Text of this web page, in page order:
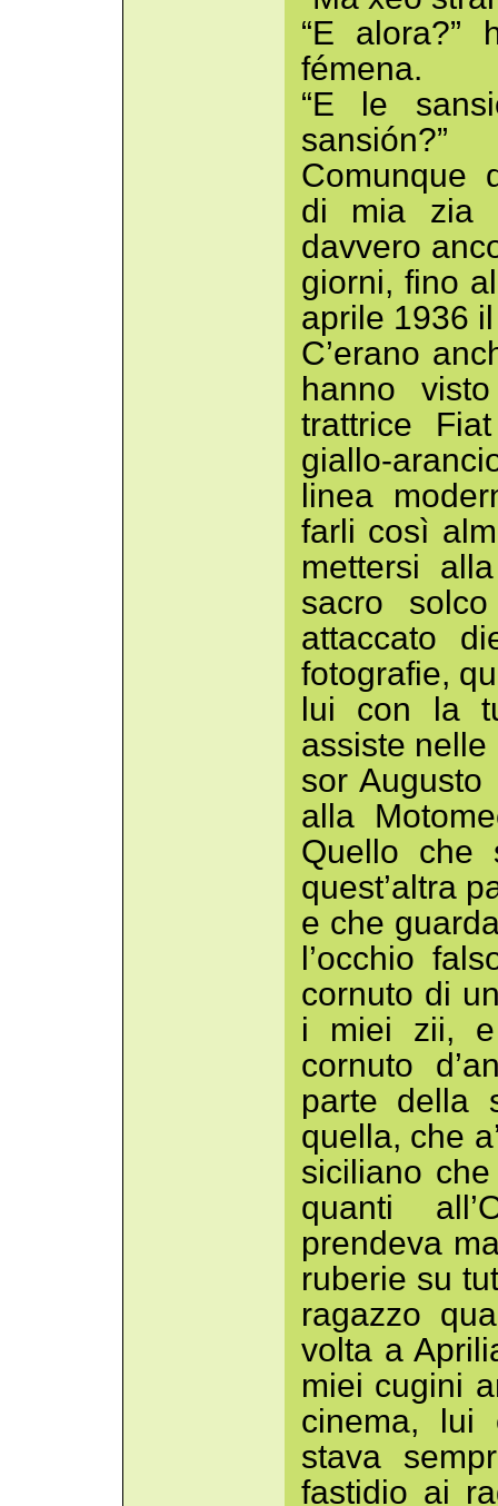
“E alora?”
fémena.
“E le
sansión?”
Comunque
di mia zia
davvero
giorni, fino
aprile 1936
C’erano
hanno
trattrice
giallo-
linea
farli così
mettersi
sacro
attaccato
fotografie,
lui con la
assiste
sor
alla
Quello che
quest’altra
e che
l’occhio
cornuto di
i miei zii, e
cornuto
parte della
quella, che
siciliano
quanti
prendeva
ruberie su
ragazzo
volta a
miei cugini
cinema, lui
stava
fastidio ai